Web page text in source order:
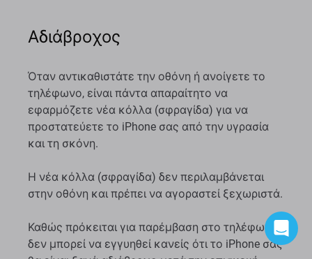
Αδιάβροχος
Όταν αντικαθιστάτε την οθόνη ή ανοίγετε το
τηλέφωνο, είναι πάντα απαραίτητο να
εφαρμόζετε νέα κόλλα (σφραγίδα) για να
προστατεύετε το iPhone σας από την υγρασία
και τη σκόνη.
Η νέα κόλλα (σφραγίδα) δεν περιλαμβάνεται
στην οθόνη και πρέπει να αγοραστεί ξεχωριστά.
Καθώς πρόκειται για παρέμβαση στο τηλέφωνο,
δεν μπορεί να εγγυηθεί κανείς ότι το iPhone σας